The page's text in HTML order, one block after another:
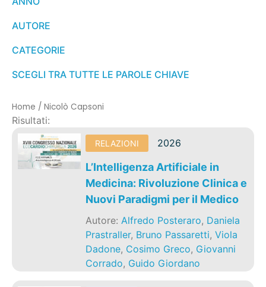
AUTORE
CATEGORIE
SCEGLI TRA TUTTE LE PAROLE CHIAVE
Home / Nicolò Capsoni
Risultati:
RELAZIONI 2026
L’Intelligenza Artificiale in
Medicina: Rivoluzione Clinica e
Nuovi Paradigmi per il Medico
Autore:Alfredo Posteraro, Daniela
Prastraller, Bruno Passaretti,Viola
Dadone, Cosimo Greco, Giovanni
Corrado, Guido Giordano